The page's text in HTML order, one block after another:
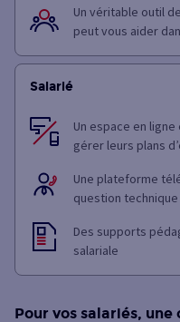
Un véritable outil
peut vous aider
Salarié
Un espace en
gérer leurs plans
Une plateforme
question technique
Des supports
salariale
Pour vos salariés,